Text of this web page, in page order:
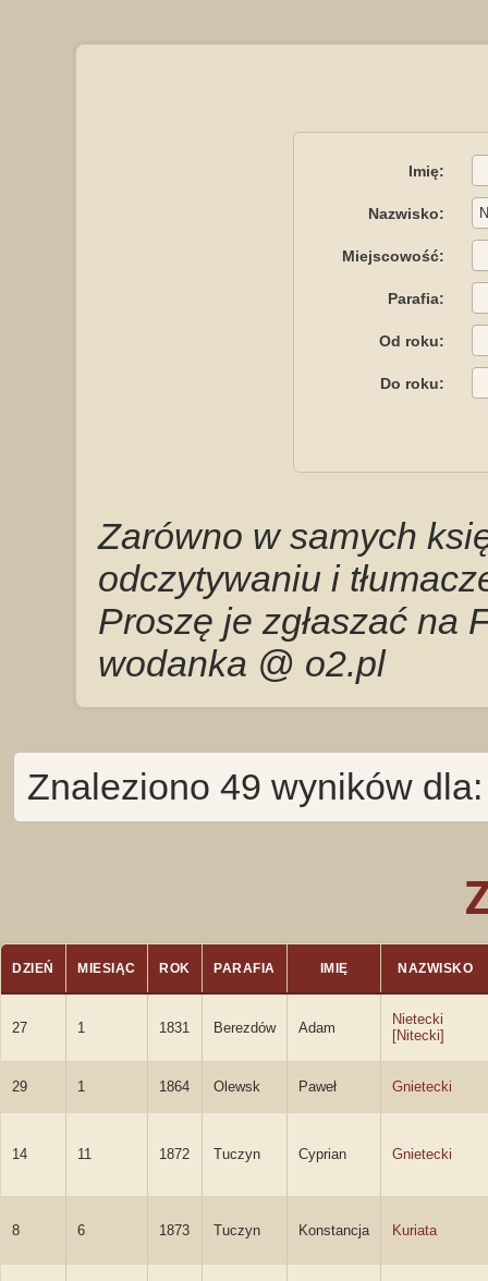
Imię:
Nazwisko:
Miejscowość:
Parafia:
Od roku:
Do roku:
Zarówno w samych
odczytywaniu i
Proszę je zgłaszać na
wodanka @ o2.pl
Znaleziono 49 wyników
DZIEŃ MIESIĄC ROK PARAFIA IMIĘ NAZWISKO
27 1 1831 Berezdów Adam
Nietecki
[Nitecki]
29 1 1864 Olewsk Paweł Gnietecki
14 11 1872 Tuczyn Cyprian Gnietecki
8 6 1873 Tuczyn Konstancja Kuriata